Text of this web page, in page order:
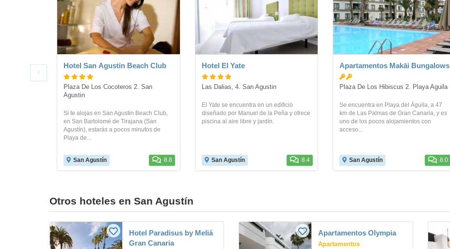
Hotel San Agustin Beach Club
Plaza De Los Cocoteros 2. San
Agustin
Si te alojas en San Agustin Beach Club,
en San Bartolomé de Tirajana (San
Agustín), estarás a pocos minutos de
Playa de...
San Agustín 8.8
Hotel El Yate
Las Dalias, 4. San Agustin
El Yate se encuentra en un edificio
diseñado por Manuel de la Peña y ofrece
piscina al aire libre y jardín.
San Agustín 8.4
Apartamentos Makāi Bungalows
Plaza De Los Hibiscus 2. Playa Aguila
Se encuentra en Playa del Águila, a 47
km de Las Palmas de Gran Canaria, y es
uno de los pocos alojamientos con
acceso...
San Agustín 8.0
Otros hoteles en San Agustín
Hotel Paradisus by Meliá
Gran Canaria
Apartamentos Olympia
Apartamentos